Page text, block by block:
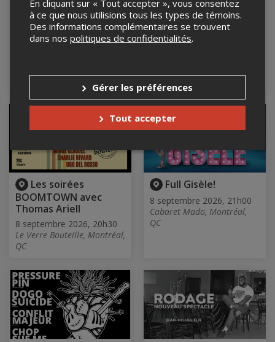
Les Mardis Rires
Gras à La Ferme Kerr
Comédie Grange
(Spectacle Francais
La Ferme Kerr, Gore, QC
MELANIE C : THE
MELANIE C TOUR
8 septembre 2026, 20h00
Club Soda, Montréal, QC
Les soirées
BOOMTOWN avec
Thomas Ariell
8 septembre 2026, 20h30
Le Verre Bouteille, Montréal,
QC
Full Gisèle!
8 septembre 2026, 21h00
Cabaret Mado, Montréal,
QC
En cliquant sur « Tout accepter », vous consentez
à ce que nous utilisions tous les types de témoins.
Des informations complémentaires se trouvent
dans nos politiques de confidentialités.
Gérer les préférences
Tout accepter